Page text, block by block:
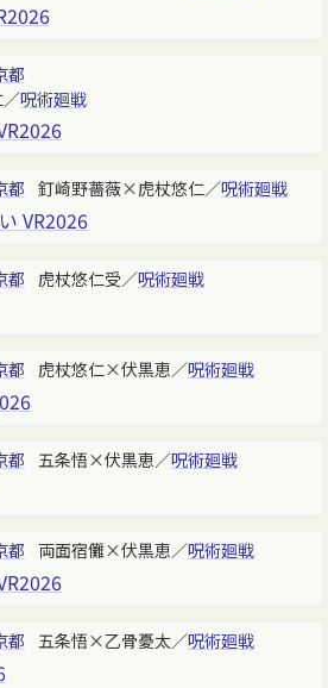
都
呪術廻戦
都 釘崎野薔薇×虎杖悠仁／呪術廻戦
VR2026
都 虎杖悠仁受／呪術廻戦
都 虎杖悠仁×伏黒恵／呪術廻戦
都 五条悟×伏黒恵／呪術廻戦
都 両面宿儺×伏黒恵／呪術廻戦
都 五条悟×乙骨憂太／呪術廻戦